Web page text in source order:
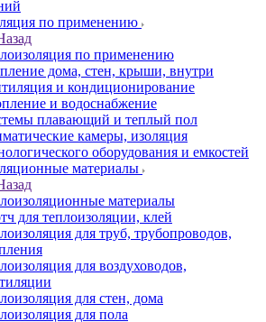
по применению
по применению
дома, стен, крыши, внутри
и кондиционирование
и водоснабжение
плавающий и теплый пол
камеры, изоляция
оборудования и емкостей
материалы
материалы
для теплоизоляции, клей
для труб, трубопроводов,
для воздуховодов,
для стен, дома
для пола